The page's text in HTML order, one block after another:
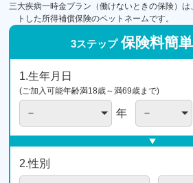
三大疾病一時金プラン（働けないときの保険）
トした所得補償保険のペットネームです。
3ステップ 保険料簡単
1.生年月日
(ご加入可能年齢満18歳～満69歳まで)
年
2.性別